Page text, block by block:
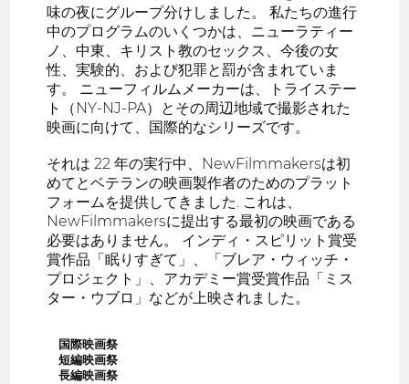
味の夜にグループ分けしました。 私たちの進行
中のプログラムのいくつかは、ニューラティー
ノ、中東、キリスト教のセックス、今後の女
性、実験的、および犯罪と罰が含まれていま
す。 ニューフィルムメーカーは、トライステー
ト（NY-NJ-PA）とその周辺地域で撮影された
映画に向けて、国際的なシリーズです。
それは 22 年の実行中、NewFilmmakersは初
めてとベテランの映画製作者のためのプラット
フォームを提供してきました. これは、
NewFilmmakersに提出する最初の映画である
必要はありません。 インディ・スピリット賞受
賞作品「眠りすぎて」、「ブレア・ウィッチ・
プロジェクト」、アカデミー賞受賞作品「ミス
ター・ウブロ」などが上映されました。
国際映画祭
短編映画祭
長編映画祭